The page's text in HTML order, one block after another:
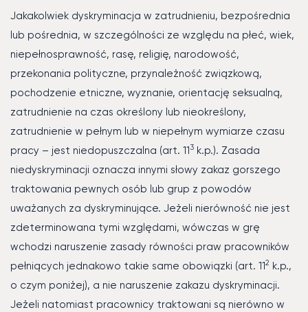
Jakakolwiek dyskryminacja w zatrudnieniu, bezpośrednia
lub pośrednia, w szczególności ze względu na płeć, wiek,
niepełnosprawność, rasę, religię, narodowość,
przekonania polityczne, przynależność związkową,
pochodzenie etniczne, wyznanie, orientację seksualną,
zatrudnienie na czas określony lub nieokreślony,
zatrudnienie w pełnym lub w niepełnym wymiarze czasu
pracy – jest niedopuszczalna (art. 113 k.p.). Zasada
niedyskryminacji oznacza innymi słowy zakaz gorszego
traktowania pewnych osób lub grup z powodów
uważanych za dyskryminujące. Jeżeli nierówność nie jest
zdeterminowana tymi względami, wówczas w grę
wchodzi naruszenie zasady równości praw pracowników
pełniących jednakowo takie same obowiązki (art. 112 k.p.,
o czym poniżej), a nie naruszenie zakazu dyskryminacji.
Jeżeli natomiast pracownicy traktowani są nierówno w